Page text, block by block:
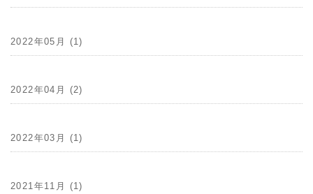
2022年05月 (1)
2022年04月 (2)
2022年03月 (1)
2021年11月 (1)